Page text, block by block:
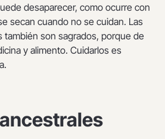
desaparecer, como ocurre con
secan cuando no se cuidan. Las
también son sagrados, porque de
y alimento. Cuidarlos es